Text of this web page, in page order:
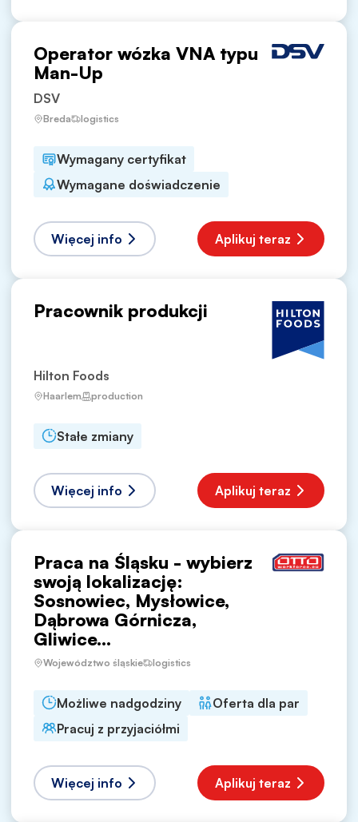
Operator wózka VNA typu
Man-Up
DSV
Breda logistics
Wymagany certyfikat
Wymagane doświadczenie
Więcej info Aplikuj teraz
Pracownik produkcji
Hilton Foods
Haarlem production
Stałe zmiany
Więcej info Aplikuj teraz
Praca na Śląsku - wybierz
swoją lokalizację:
Sosnowiec, Mysłowice,
Dąbrowa Górnicza,
Gliwice...
Województwo śląskie logistics
Możliwe nadgodziny
Oferta dla par
Pracuj z przyjaciółmi
Więcej info Aplikuj teraz